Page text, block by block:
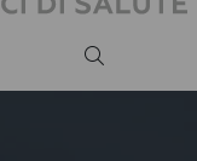
Cerca nel